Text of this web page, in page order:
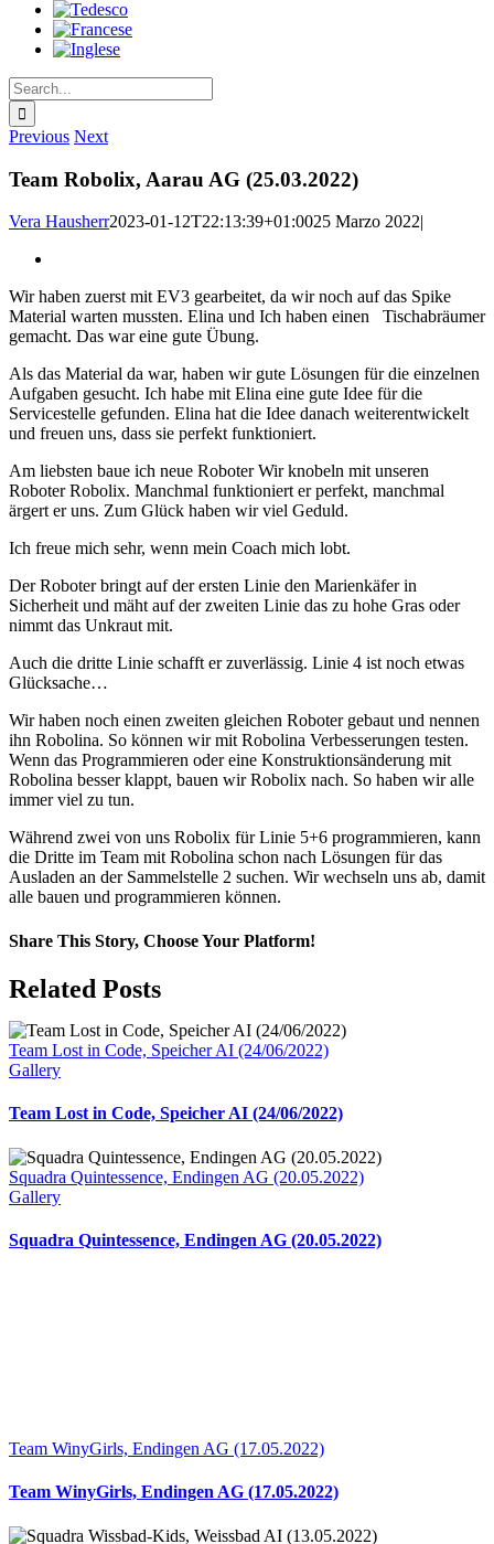
Search
for:
Previous Next
Team Robolix, Aarau AG (25.03.2022)
Vera Hausherr2023-01-12T22:13:39+01:0025 Marzo 2022|
Image
Wir haben zuerst mit EV3 gearbeitet, da wir noch auf das Spike
Material warten mussten. Elina und Ich haben einen Tischabräumer
gemacht. Das war eine gute Übung.
Als das Material da war, haben wir gute Lösungen für die einzelnen
Aufgaben gesucht. Ich habe mit Elina eine gute Idee für die
Servicestelle gefunden. Elina hat die Idee danach weiterentwickelt
und freuen uns, dass sie perfekt funktioniert.
Am liebsten baue ich neue Roboter Wir knobeln mit unseren
Roboter Robolix. Manchmal funktioniert er perfekt, manchmal
ärgert er uns. Zum Glück haben wir viel Geduld.
Ich freue mich sehr, wenn mein Coach mich lobt.
Der Roboter bringt auf der ersten Linie den Marienkäfer in
Sicherheit und mäht auf der zweiten Linie das zu hohe Gras oder
nimmt das Unkraut mit.
Auch die dritte Linie schafft er zuverlässig. Linie 4 ist noch etwas
Glücksache…
Wir haben noch einen zweiten gleichen Roboter gebaut und nennen
ihn Robolina. So können wir mit Robolina Verbesserungen testen.
Wenn das Programmieren oder eine Konstruktionsänderung mit
Robolina besser klappt, bauen wir Robolix nach. So haben wir alle
immer viel zu tun.
Während zwei von uns Robolix für Linie 5+6 programmieren, kann
die Dritte im Team mit Robolina schon nach Lösungen für das
Ausladen an der Sammelstelle 2 suchen. Wir wechseln uns ab, damit
alle bauen und programmieren können.
Share This Story, Choose Your Platform!
Facebook
Related Posts
Team Lost in Code, Speicher AI (24/06/2022)
Gallery
Team Lost in Code, Speicher AI (24/06/2022)
Squadra Quintessence, Endingen AG (20.05.2022)
Gallery
Squadra Quintessence, Endingen AG (20.05.2022)
Team WinyGirls, Endingen AG (17.05.2022)
Team WinyGirls, Endingen AG (17.05.2022)